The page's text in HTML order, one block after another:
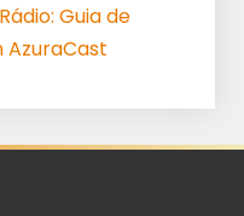
Guia de